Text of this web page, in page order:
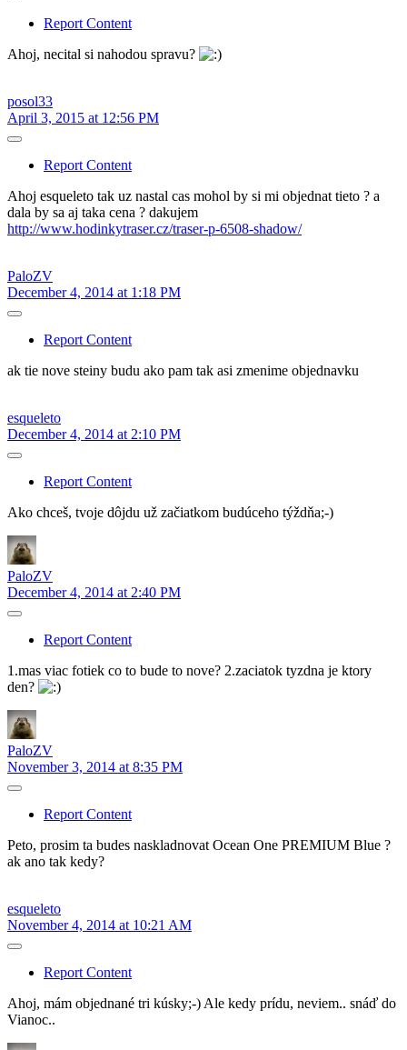
Report Content
Ahoj, necital si nahodou spravu?
posol33
April 3, 2015 at 12:56 PM
Report Content
Ahoj esqueleto tak uz nastal cas mohol by si mi objednat tieto ? a
dala by sa aj taka cena ? dakujem
http://www.hodinkytraser.cz/traser-p-6508-shadow/
PaloZV
December 4, 2014 at 1:18 PM
Report Content
ak tie nove steiny budu ako pam tak asi zmenime objednavku
esqueleto
December 4, 2014 at 2:10 PM
Report Content
Ako chceš, tvoje dôjdu už začiatkom budúceho týždňa;-)
PaloZV
December 4, 2014 at 2:40 PM
Report Content
1.mas viac fotiek co to bude to nove? 2.zaciatok tyzdna je ktory
den?
PaloZV
November 3, 2014 at 8:35 PM
Report Content
Peto, prosim ta budes naskladnovat Ocean One PREMIUM Blue ?
ak ano tak kedy?
esqueleto
November 4, 2014 at 10:21 AM
Report Content
Ahoj, mám objednané tri kúsky;-) Ale kedy prídu, neviem.. snáď do
Vianoc..